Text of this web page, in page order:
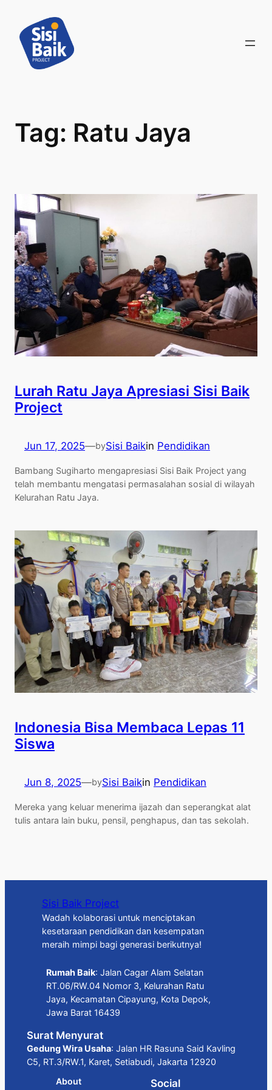
content
Tag: Ratu Jaya
Lurah Ratu Jaya Apresiasi Sisi Baik
Project
Jun 17, 2025—bySisi Baikin Pendidikan
Bambang Sugiharto mengapresiasi Sisi Baik Project yang
telah membantu mengatasi permasalahan sosial di wilayah
Kelurahan Ratu Jaya.
Indonesia Bisa Membaca Lepas 11
Siswa
Jun 8, 2025—bySisi Baikin Pendidikan
Mereka yang keluar menerima ijazah dan seperangkat alat
tulis antara lain buku, pensil, penghapus, dan tas sekolah.
Sisi Baik Project
Wadah kolaborasi untuk menciptakan
kesetaraan pendidikan dan kesempatan
meraih mimpi bagi generasi berikutnya!
Rumah Baik: Jalan Cagar Alam Selatan
RT.06/RW.04 Nomor 3, Kelurahan Ratu
Jaya, Kecamatan Cipayung, Kota Depok,
Jawa Barat 16439
Surat Menyurat
Gedung Wira Usaha: Jalan HR Rasuna Said Kavling
C5, RT.3/RW.1, Karet, Setiabudi, Jakarta 12920
About
Social